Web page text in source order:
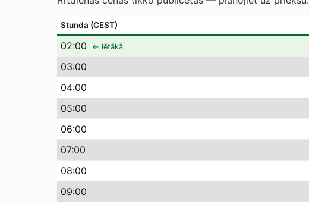
Stunda (CEST)
02:00 ← lētākā
03:00
04:00
05:00
06:00
07:00
08:00
09:00